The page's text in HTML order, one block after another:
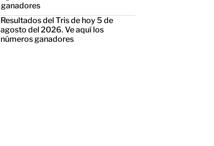
ganadores
Resultados del Tris de hoy 5 de
agosto del 2026. Ve aquí los
números ganadores